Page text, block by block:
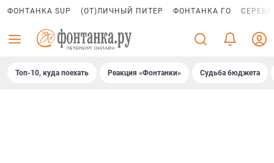
ФОНТАНКА SUP (ОТ)ЛИЧНЫЙ ПИТЕР ФОНТАНКА ГО
Топ-10, куда поехать Реакция «Фонтанки» Судьба бюджета